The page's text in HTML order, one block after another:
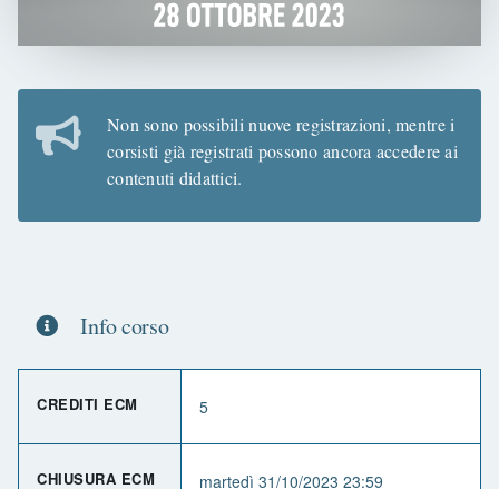
Info corso
CREDITI ECM 5
CHIUSURA ECM martedì 31/10/2023 23:59
Non sono possibili nuove registrazioni, mentre i
corsisti già registrati possono ancora accedere ai
contenuti didattici.